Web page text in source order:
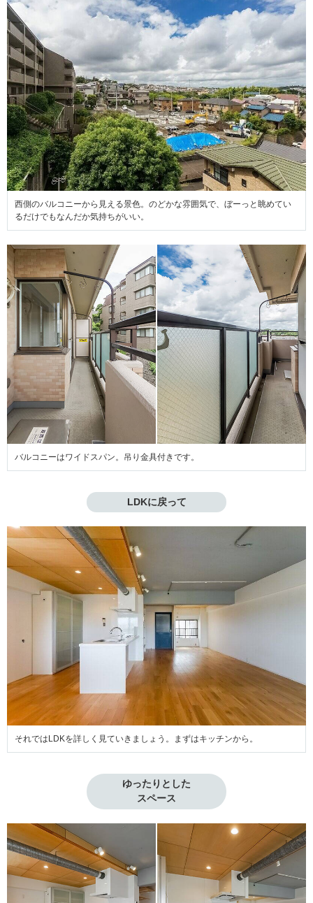
西側のバルコニーから見える景色。のどかな雰囲気で、ぼーっと眺めてい
るだけでもなんだか気持ちがいい。
バルコニーはワイドスパン。吊り金具付きです。
LDKに戻って
それではLDKを詳しく見ていきましょう。まずはキッチンから。
ゆったりとした
スペース